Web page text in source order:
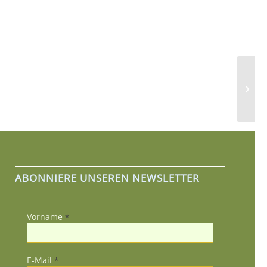
ABONNIERE UNSEREN NEWSLETTER
Vorname *
E-Mail *